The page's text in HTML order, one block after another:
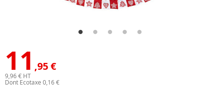
11 ,95 €
9,96 € HT
Dont Ecotaxe 0,16 €